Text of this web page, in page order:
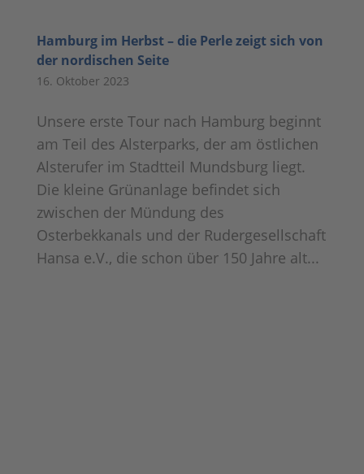
Hamburg im Herbst – die Perle zeigt sich von
der nordischen Seite
16. Oktober 2023
Unsere erste Tour nach Hamburg beginnt
am Teil des Alsterparks, der am östlichen
Alsterufer im Stadtteil Mundsburg liegt.
Die kleine Grünanlage befindet sich
zwischen der Mündung des
Osterbekkanals und der Rudergesellschaft
Hansa e.V., die schon über 150 Jahre alt...